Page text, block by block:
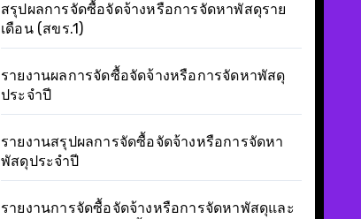
สรุปผลการจัดซื้อจัดจ้างหรือการจัดหาพัสดุราย
เดือน (สขร.1)
รายงานผลการจัดซื้อจัดจ้างหรือการจัดหาพัสดุ
ประจำปี
รายงานสรุปผลการจัดซื้อจัดจ้างหรือการจัดหา
พัสดุประจำปี
รายงานการจัดซื้อจัดจ้างหรือการจัดหาพัสดุและ